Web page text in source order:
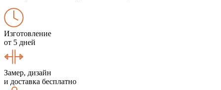
Изготовление
от 5 дней
Замер, дизайн
и доставка бесплатно